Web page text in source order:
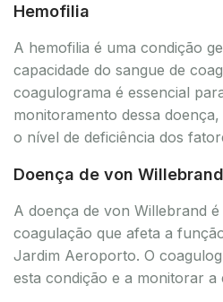
Hemofilia
A hemofilia é uma condição
capacidade do sangue de
coagulograma é essencial
monitoramento dessa
o nível de deficiência dos
Doença de von Willebrand
A doença de von Willebrand
coagulação que afeta a
Jardim Aeroporto. O
esta condição e a monitorar a